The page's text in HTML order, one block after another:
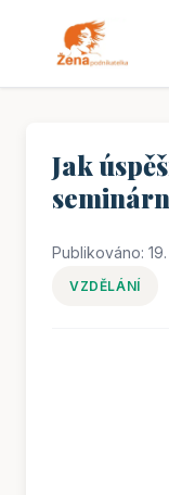
Jak
Publikováno:
VZDĚLÁNÍ